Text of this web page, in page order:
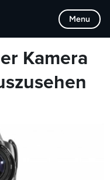
Menu
Kamera